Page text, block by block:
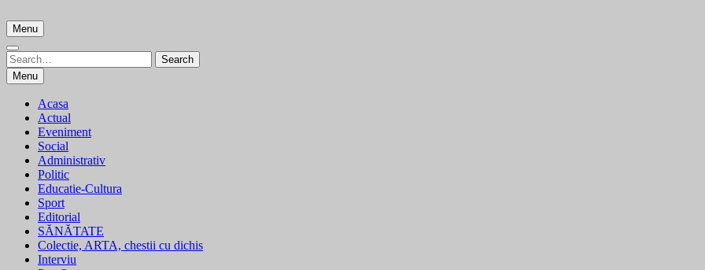
to
content
Menu
Search
for:
Search
Menu
Acasa
Actual
Eveniment
Social
Administrativ
Politic
Educatie-Cultura
Sport
Editorial
SĂNĂTATE
Colectie, ARTA, chestii cu dichis
Interviu